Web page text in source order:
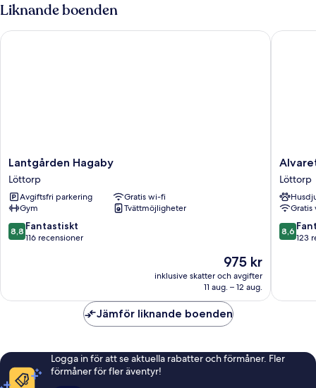
Liknande boenden
Lantgården
Hagaby
Löttorp
Lantgården Hagaby
Löttorp
Avgiftsfri parkering
Gratis wi-fi
Gym
Tvättmöjligheter
8.8
av
8,8 Fantastiskt
116 recensioner
Priset
är
975 kr
975 kr
inklusive skatter och avgifter
11 aug. – 12 aug.
Lantgården Hagaby
Alvaret
Hotel
&
Hostel
Löttorp
Löttorp
8.6
av
8,6
123
Alvaret
Jämför liknande boenden
Logga in för att se aktuella rabatter och förmåner. Fler
förmåner för fler äventyr!